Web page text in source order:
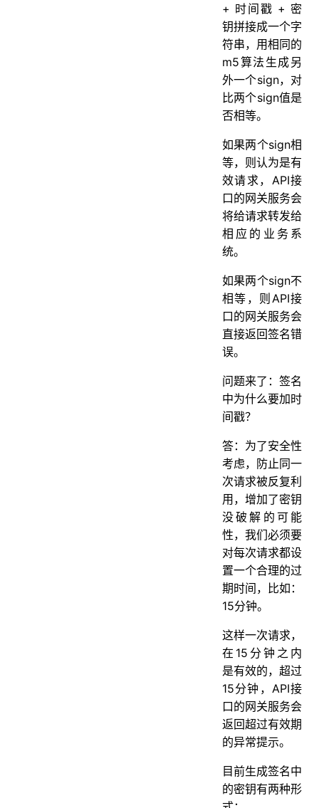
+ 时间戳 + 密
钥拼接成一个字
符串，用相同的
m5算法生成另
外一个sign，对
比两个sign值是
否相等。
如果两个sign相
等，则认为是有
效请求，API接
口的网关服务会
将给请求转发给
相应的业务系
统。
如果两个sign不
相等，则API接
口的网关服务会
直接返回签名错
误。
问题来了：签名
中为什么要加时
间戳？
答：为了安全性
考虑，防止同一
次请求被反复利
用，增加了密钥
没破解的可能
性，我们必须要
对每次请求都设
置一个合理的过
期时间，比如：
15分钟。
这样一次请求，
在15分钟之内
是有效的，超过
15分钟，API接
口的网关服务会
返回超过有效期
的异常提示。
目前生成签名中
的密钥有两种形